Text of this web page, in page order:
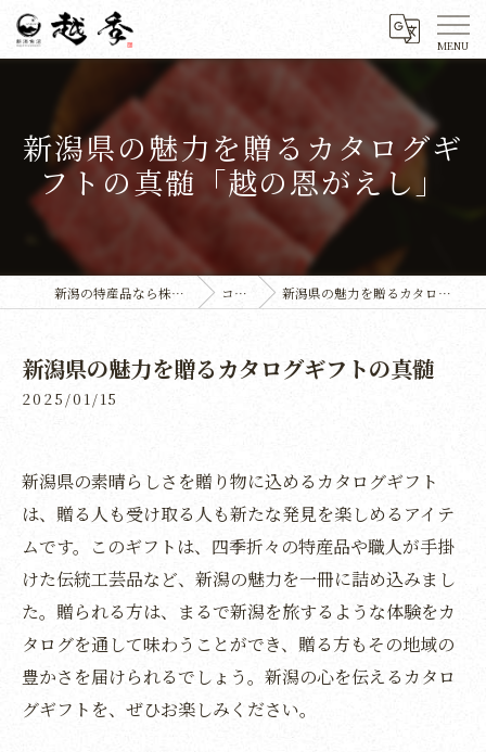
新潟県の魅力を贈るカタログギ
フトの真髄「越の恩がえし」
新潟の特産品なら株式会社越季 コラム 新潟県の魅力を贈るカタログギフトの真髄
新潟県の魅力を贈るカタログギフトの真髄
2025/01/15
新潟県の素晴らしさを贈り物に込めるカタログギフト
は、贈る人も受け取る人も新たな発見を楽しめるアイテ
ムです。このギフトは、四季折々の特産品や職人が手掛
けた伝統工芸品など、新潟の魅力を一冊に詰め込みまし
た。贈られる方は、まるで新潟を旅するような体験をカ
タログを通して味わうことができ、贈る方もその地域の
豊かさを届けられるでしょう。新潟の心を伝えるカタロ
グギフトを、ぜひお楽しみください。